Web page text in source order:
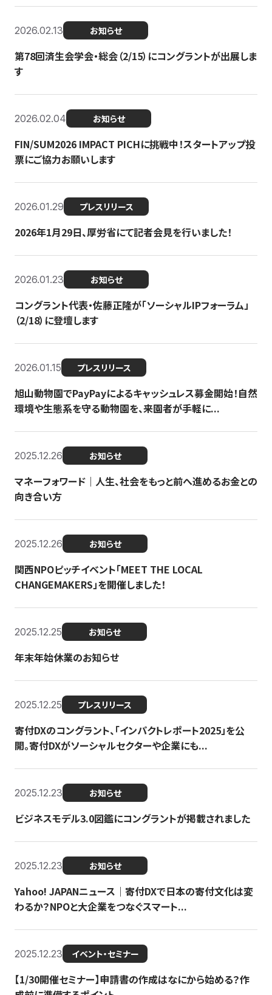
2026.02.13 お知らせ
第78回済生会学会・総会（2/15）にコングラントが出展しま
す
2026.02.04 お知らせ
FIN/SUM2026 IMPACT PICHに挑戦中！スタートアップ投
票にご協力お願いします
2026.01.29 プレスリリース
2026年1月29日、厚労省にて記者会見を行いました！
2026.01.23 お知らせ
コングラント代表・佐藤正隆が「ソーシャルIPフォーラム」
（2/18）に登壇します
2026.01.15 プレスリリース
旭山動物園でPayPayによるキャッシュレス募金開始！自然
環境や生態系を守る動物園を、来園者が手軽に...
2025.12.26 お知らせ
マネーフォワード｜人生、社会をもっと前へ進めるお金との
向き合い方
2025.12.26 お知らせ
関西NPOピッチイベント「MEET THE LOCAL
CHANGEMAKERS」を開催しました！
2025.12.25 お知らせ
年末年始休業のお知らせ
2025.12.25 プレスリリース
寄付DXのコングラント、「インパクトレポート2025」を公
開。寄付DXがソーシャルセクターや企業にも...
2025.12.23 お知らせ
ビジネスモデル3.0図鑑にコングラントが掲載されました
2025.12.23 お知らせ
Yahoo! JAPANニュース｜寄付DXで日本の寄付文化は変
わるか？NPOと大企業をつなぐスマート...
2025.12.23 イベント・セミナー
【1/30開催セミナー】申請書の作成はなにから始める？作